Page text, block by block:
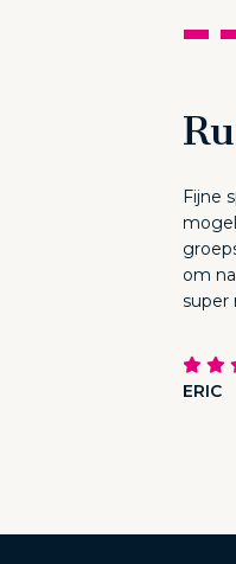
Fijne
om
super
ERIC